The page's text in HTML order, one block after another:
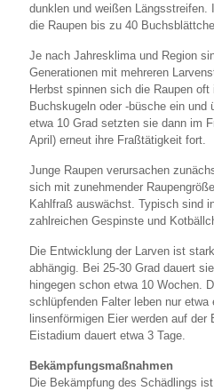
dunklen und weißen
die Raupen bis zu 40
Je nach Jahresklima und Region
Generationen mit mehreren
Herbst spinnen sich die Raupen
Buchskugeln oder -büsche ein und
etwa 10 Grad setzten sie dann im
April) erneut ihre Fraßtätigkeit fort.
Junge Raupen verursachen
sich mit zunehmender
Kahlfraß auswächst. Typisch sind
zahlreichen Gespinste und
Die Entwicklung der Larven ist
abhängig. Bei 25-30 Grad dauert
hingegen schon etwa 10 Wochen.
schlüpfenden Falter leben nur
linsenförmigen Eier werden auf der
Eistadium dauert etwa 3 Tage.
Bekämpfungsmaßnahmen
Die Bekämpfung des Schädlings